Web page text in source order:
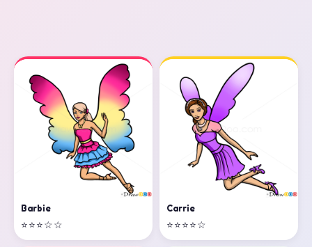
Barbie
⭐⭐⭐☆☆
Carrie
⭐⭐⭐⭐☆